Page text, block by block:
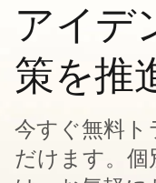
アイデ
策を推
今すぐ無料ト
だけます。個